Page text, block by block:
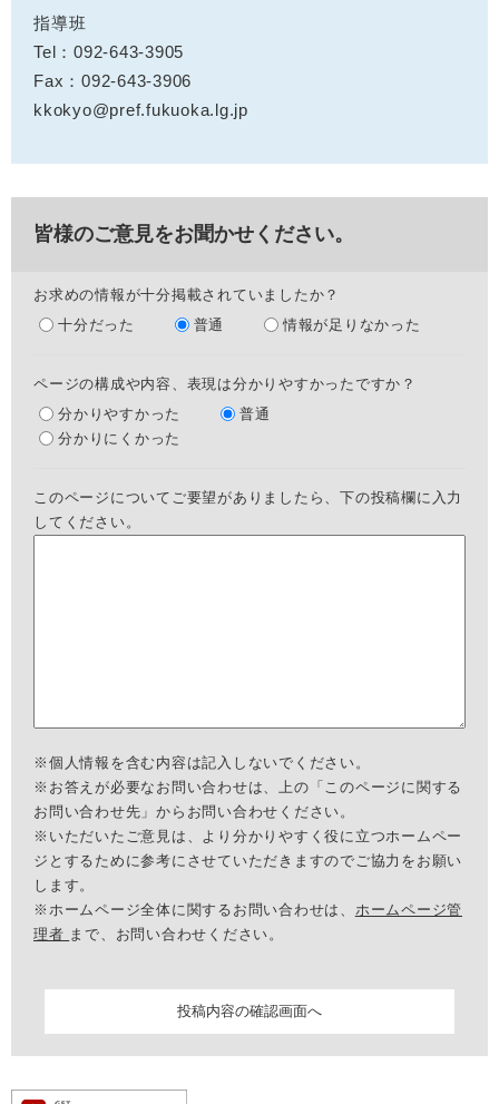
指導班
Tel：092-643-3905
Fax：092-643-3906
kkokyo@pref.fukuoka.lg.jp
皆様のご意見をお聞かせください。
お求めの情報が十分掲載されていましたか？
十分だった
普通 情報が足りなかった
ページの構成や内容、表現は分かりやすかったですか？
分かりやすかった
普通
分かりにくかった
このページについてご要望がありましたら、下の投稿欄に入力
してください。
※個人情報を含む内容は記入しないでください。
※お答えが必要なお問い合わせは、上の「このページに関する
お問い合わせ先」からお問い合わせください。
※いただいたご意見は、より分かりやすく役に立つホームペー
ジとするために参考にさせていただきますのでご協力をお願い
します。
※ホームページ全体に関するお問い合わせは、 ホームページ管
理者 まで、お問い合わせください。